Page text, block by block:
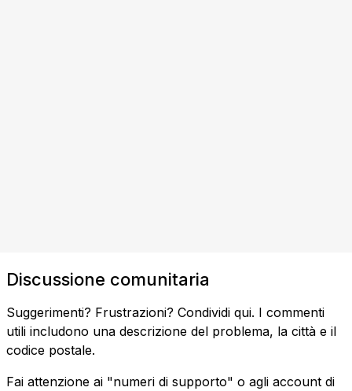
Discussione comunitaria
Suggerimenti? Frustrazioni? Condividi qui. I commenti
utili includono una descrizione del problema, la città e il
codice postale.
Fai attenzione ai "numeri di supporto" o agli account di